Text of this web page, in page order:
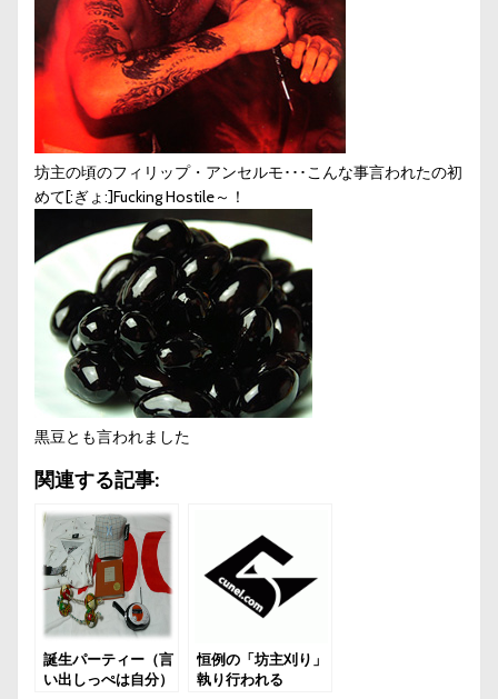
坊主の頃のフィリップ・アンセルモ･･･こんな事言われたの初
めて[:ぎょ:]Fucking Hostile～！
黒豆とも言われました
関連する記事:
誕生パーティー（言
い出しっぺは自分）
恒例の「坊主刈り」
執り行われる